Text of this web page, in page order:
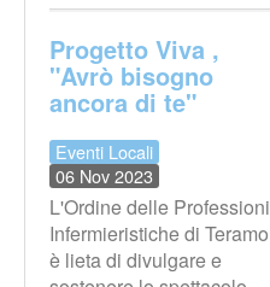
Progetto Viva ,
"Avrò bisogno
ancora di te"
Eventi Locali
06 Nov 2023
L'Ordine delle Professioni
Infermieristiche di Teramo
è lieta di divulgare e